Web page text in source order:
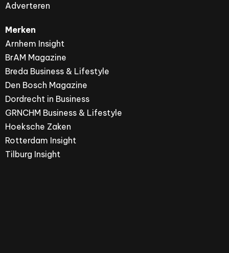
Adverteren
Merken
Arnhem Insight
BrAM Magazine
Breda Business & Lifestyle
Den Bosch Magazine
Dordrecht in Business
GRNCHM Business & Lifestyle
Hoeksche Zaken
Rotterdam Insight
Tilburg Insight